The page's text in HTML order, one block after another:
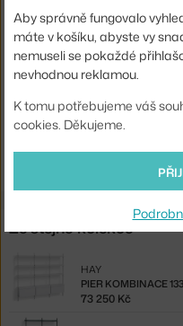
Materiál:
hliník,
Komponenty sestav: hotové
Kód produktu
HAY-
Ste zo Slovenska? Prejdite na
Shopping from the EU? Switch
white
Ze stejné kolekce
PIER KOMBINACE
HAY
73 250 Kč
Aby správně fungovalo
máte v košíku, abyste vy
nemuseli se pokaždé
nevhodnou reklamou.
K tomu potřebujeme váš
cookies. Děkujeme.